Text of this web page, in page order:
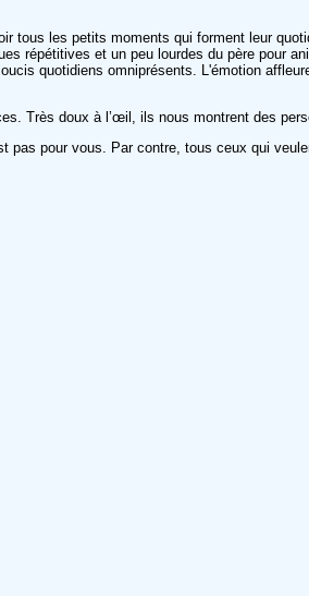
tous les petits moments qui forment leur
répétitives et un peu lourdes du père pour
quotidiens omniprésents. L'émotion
Très doux à l’œil, ils nous montrent des
pour vous. Par contre, tous ceux qui